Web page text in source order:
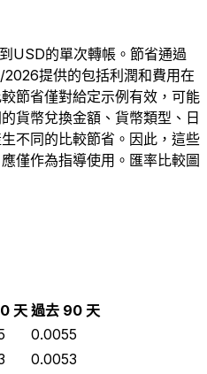
USD的單次轉帳。節省通過
提供的包括利潤和費用在
節省僅對給定示例有效，可能
貨幣兌換金額、貨幣類型、日
不同的比較節省。因此，這些
僅作為指導使用。匯率比較圖
天 過去 90 天
0.0055
0.0053